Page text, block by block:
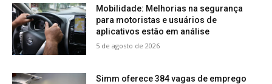
Mobilidade: Melhorias na segurança
para motoristas e usuários de
aplicativos estão em análise
5 de agosto de 2026
Simm oferece 384 vagas de emprego